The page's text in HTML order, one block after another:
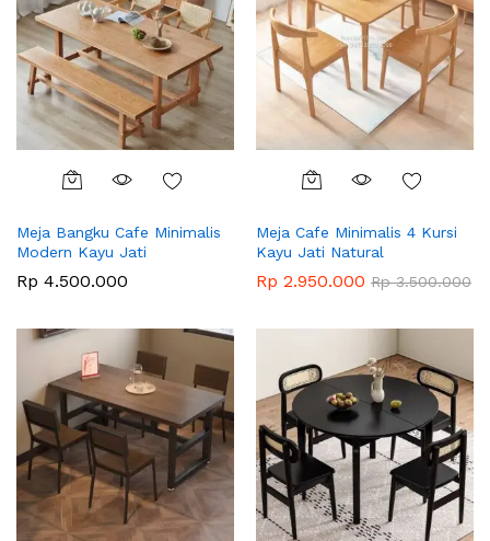
Meja Bangku Cafe Minimalis
Modern Kayu Jati
Rp 4.500.000
Meja Cafe Minimalis 4 Kursi
Kayu Jati Natural
Rp 2.950.000 Rp3.500.000